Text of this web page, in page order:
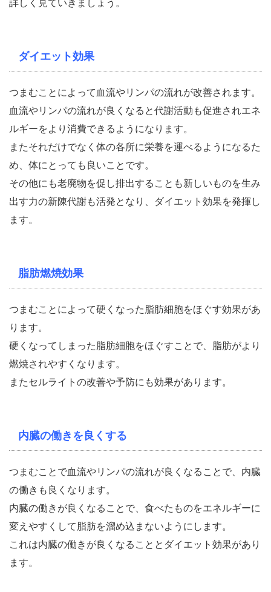
詳しく見ていきましょう。
ダイエット効果
つまむことによって血流やリンパの流れが改善されます。
血流やリンパの流れが良くなると代謝活動も促進されエネ
ルギーをより消費できるようになります。
またそれだけでなく体の各所に栄養を運べるようになるた
め、体にとっても良いことです。
その他にも老廃物を促し排出することも新しいものを生み
出す力の新陳代謝も活発となり、ダイエット効果を発揮し
ます。
脂肪燃焼効果
つまむことによって硬くなった脂肪細胞をほぐす効果があ
ります。
硬くなってしまった脂肪細胞をほぐすことで、脂肪がより
燃焼されやすくなります。
またセルライトの改善や予防にも効果があります。
内臓の働きを良くする
つまむことで血流やリンパの流れが良くなることで、内臓
の働きも良くなります。
内臓の働きが良くなることで、食べたものをエネルギーに
変えやすくして脂肪を溜め込まないようにします。
これは内臓の働きが良くなることとダイエット効果があり
ます。